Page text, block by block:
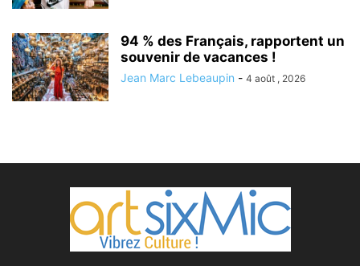
94 % des Français, rapportent un
souvenir de vacances !
Jean Marc Lebeaupin - 4 août , 2026